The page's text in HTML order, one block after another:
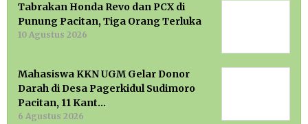
Tabrakan Honda Revo dan PCX di
Punung Pacitan, Tiga Orang Terluka
10 Agustus 2026
Mahasiswa KKN UGM Gelar Donor
Darah di Desa Pagerkidul Sudimoro
Pacitan, 11 Kant…
6 Agustus 2026